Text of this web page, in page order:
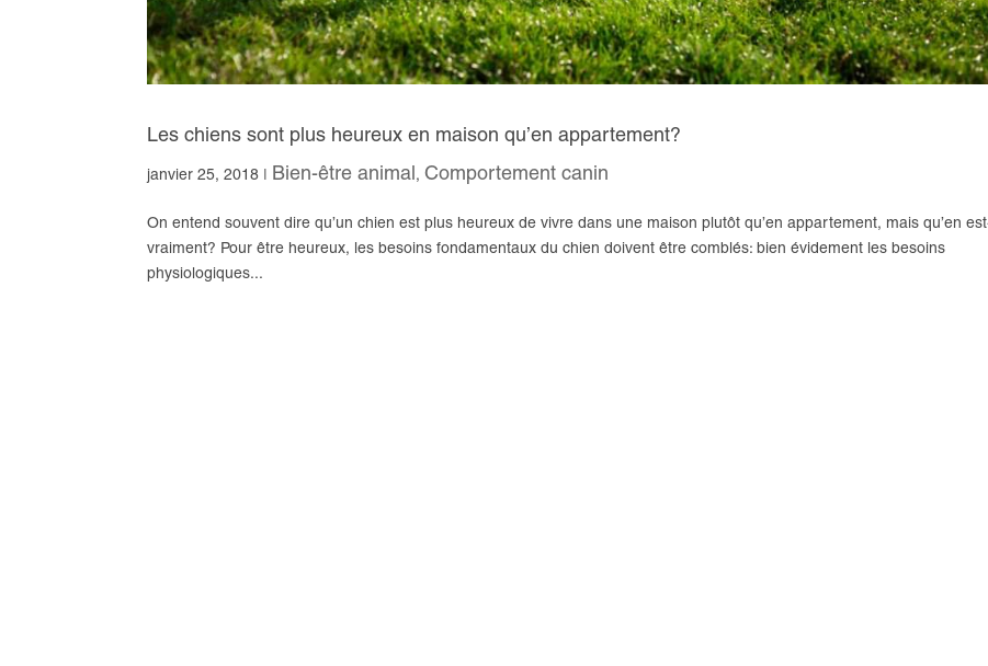
Les chiens sont plus heureux en maison qu’en appartement?
janvier 25, 2018 | Bien-être animal,Comportement canin
On entend souvent dire qu’un chien est plus heureux de vivre dans une maison plutôt qu’en appartement, mais qu’en
vraiment? Pour être heureux, les besoins fondamentaux du chien doivent être comblés: bien évidement les besoins
physiologiques...